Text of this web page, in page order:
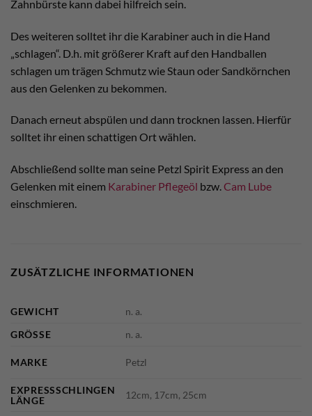
Zahnbürste kann dabei hilfreich sein.
Des weiteren solltet ihr die Karabiner auch in die Hand
„schlagen“. D.h. mit größerer Kraft auf den Handballen
schlagen um trägen Schmutz wie Staun oder Sandkörnchen
aus den Gelenken zu bekommen.
Danach erneut abspülen und dann trocknen lassen. Hierfür
solltet ihr einen schattigen Ort wählen.
Abschließend sollte man seine Petzl Spirit Express an den
Gelenken mit einem Karabiner Pflegeöl bzw.Cam Lube
einschmieren.
ZUSÄTZLICHE INFORMATIONEN
GEWICHT
n. a.
GRÖSSE
n. a.
MARKE Petzl
EXPRESSSCHLINGEN
LÄNGE
12cm, 17cm, 25cm